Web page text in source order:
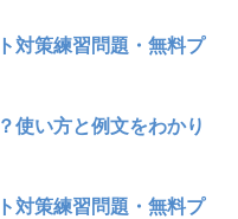
対策練習問題・無料プ
使い方と例文をわかり
対策練習問題・無料プ